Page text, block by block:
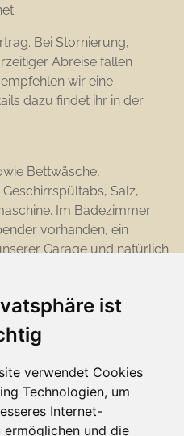
ist
verwendet Cookies
Technologien, um
Internet-
ermöglichen und die
Bei Stornierung,
Abreise fallen
wir eine
dazu findet ihr in der
Bettwäsche,
Salz,
Im Badezimmer
vorhanden, ein
Garage und natürlich
Anreisetag
euch, die Wohnung
nach 20.00 Uhr ankommst.